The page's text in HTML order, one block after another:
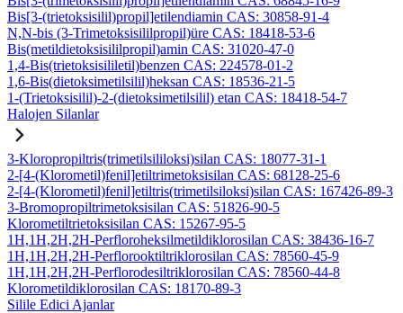
Bis[3-(trietoksisilil)propil]etilendiamin CAS: 30858-91-4
N,N-bis (3-Trimetoksisililpropil)üre CAS: 18418-53-6
Bis(metildietoksisililpropil)amin CAS: 31020-47-0
1,4-Bis(trietoksisililetil)benzen CAS: 224578-01-2
1,6-Bis(dietoksimetilsilil)heksan CAS: 18536-21-5
1-(Trietoksisilil)-2-(dietoksimetilsilil) etan CAS: 18418-54-7
Halojen Silanlar
3-Kloropropiltris(trimetilsililoksi)silan CAS: 18077-31-1
2-[4-(Klorometil)fenil]etiltrimetoksisilan CAS: 68128-25-6
2-[4-(Klorometil)fenil]etiltris(trimetilsiloksi)silan CAS: 167426-89-3
3-Bromopropiltrimetoksisilan CAS: 51826-90-5
Klorometiltrietoksisilan CAS: 15267-95-5
1H,1H,2H,2H-Perfloroheksilmetildiklorosilan CAS: 38436-16-7
1H,1H,2H,2H-Perflorooktiltriklorosilan CAS: 78560-45-9
1H,1H,2H,2H-Perflorodesiltriklorosilan CAS: 78560-44-8
Klorometildiklorosilan CAS: 18170-89-3
Silile Edici Ajanlar